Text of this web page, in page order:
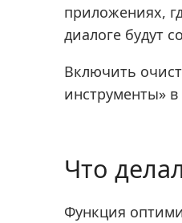
приложениях,
диалоге будут
Включить
инструменты»
Что
Функция